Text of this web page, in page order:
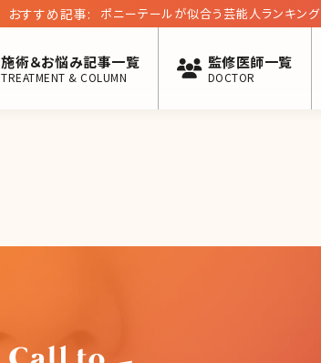
おすすめ記事: ポニーテールが似合う芸能人ランキング
施術＆お悩み記事一覧
TREATMENT & COLUMN
監修医師一覧
DOCTOR